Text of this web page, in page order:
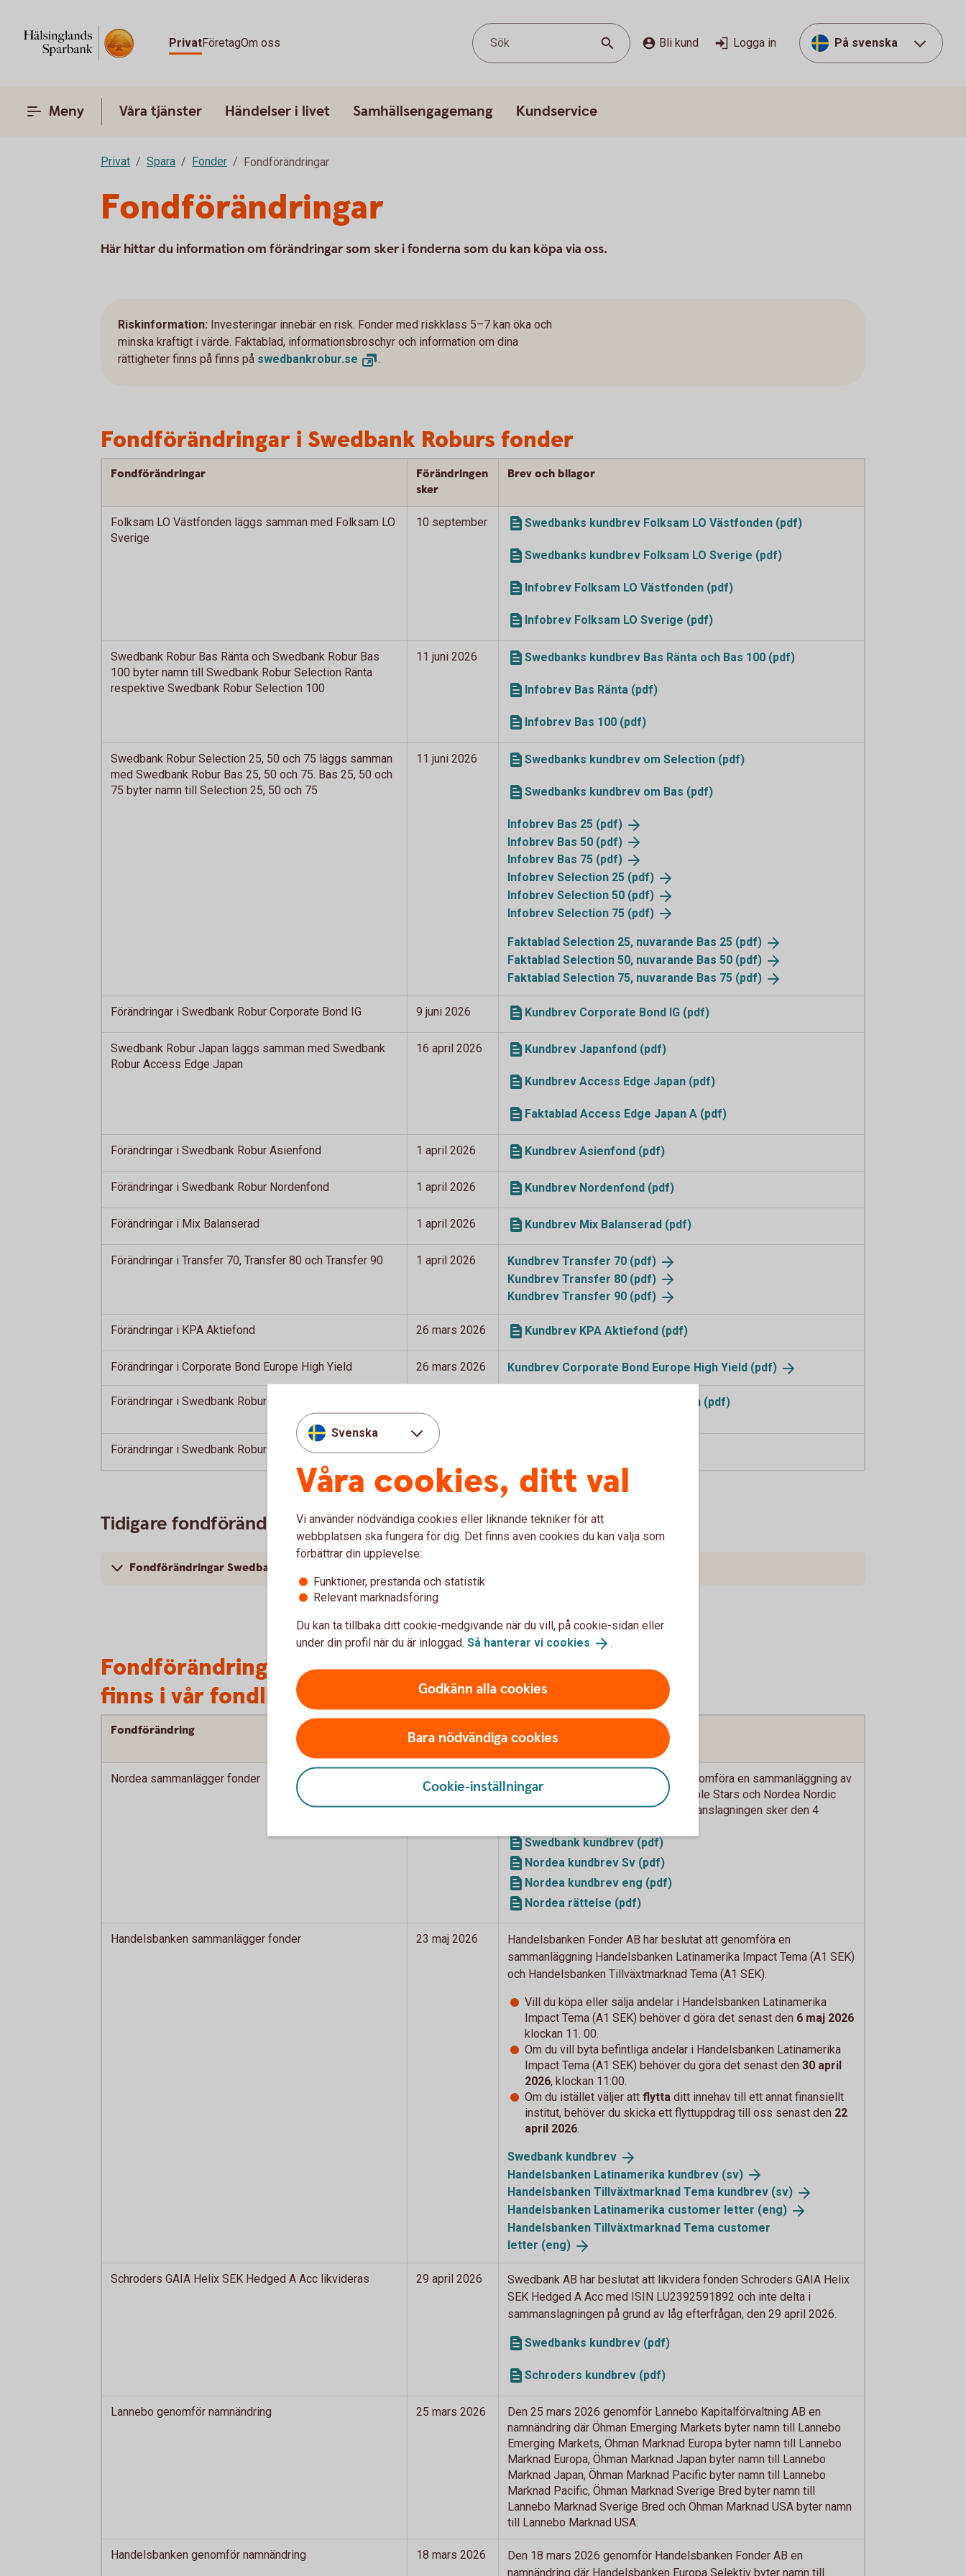
PrivatFöretagOm oss Sök Bli kund Logga in På svenska
Meny Våra tjänster Händelser i livet Samhällsengagemang Kundservice
Privat Spara Fonder Fondförändringar
Fondförändringar
Här hittar du information om förändringar som sker i fonderna som du kan köpa via oss.
Riskinformation: Investeringar innebär en risk. Fonder med riskklass 5–7 kan öka och
minska kraftigt i värde. Faktablad, informationsbroschyr och information om dina
rättigheter finns på finns på swedbankrobur.se .
Fondförändringar i Swedbank Roburs fonder
Fondförändringar
Förändringen
sker
Brev och bilagor
Folksam LO Västfonden läggs samman med Folksam LO
Sverige
10 september Swedbanks kundbrev Folksam LO Västfonden (pdf)
Swedbanks kundbrev Folksam LO Sverige (pdf)
Infobrev Folksam LO Västfonden (pdf)
Infobrev Folksam LO Sverige (pdf)
Swedbank Robur Bas Ränta och Swedbank Robur Bas
100 byter namn till Swedbank Robur Selection Ränta
respektive Swedbank Robur Selection 100
11 juni 2026 Swedbanks kundbrev Bas Ränta och Bas 100 (pdf)
Infobrev Bas Ränta (pdf)
Infobrev Bas 100 (pdf)
Swedbank Robur Selection 25, 50 och 75 läggs samman
med Swedbank Robur Bas 25, 50 och 75. Bas 25, 50 och
75 byter namn till Selection 25, 50 och 75
11 juni 2026 Swedbanks kundbrev om Selection (pdf)
Swedbanks kundbrev om Bas (pdf)
Infobrev Bas 25 (pdf)
Infobrev Bas 50 (pdf)
Infobrev Bas 75 (pdf)
Infobrev Selection 25 (pdf)
Infobrev Selection 50 (pdf)
Infobrev Selection 75 (pdf)
Faktablad Selection 25, nuvarande Bas 25 (pdf)
Faktablad Selection 50, nuvarande Bas 50 (pdf)
Faktablad Selection 75, nuvarande Bas 75 (pdf)
Förändringar i Swedbank Robur Corporate Bond IG 9 juni 2026 Kundbrev Corporate Bond IG (pdf)
Swedbank Robur Japan läggs samman med Swedbank
Robur Access Edge Japan
16 april 2026 Kundbrev Japanfond (pdf)
Kundbrev Access Edge Japan (pdf)
Faktablad Access Edge Japan A (pdf)
Förändringar i Swedbank Robur Asienfond 1 april 2026 Kundbrev Asienfond (pdf)
Förändringar i Swedbank Robur Nordenfond 1 april 2026 Kundbrev Nordenfond (pdf)
Förändringar i Mix Balanserad 1 april 2026 Kundbrev Mix Balanserad (pdf)
Förändringar i Transfer 70, Transfer 80 och Transfer 90 1 april 2026 Kundbrev Transfer 70 (pdf)
Kundbrev Transfer 80 (pdf)
Kundbrev Transfer 90 (pdf)
Förändringar i KPA Aktiefond 26 mars 2026 Kundbrev KPA Aktiefond (pdf)
Förändringar i Corporate Bond Europe High Yield 26 mars 2026 Kundbrev Corporate Bond Europe High Yield (pdf)
Förändringar i Swedbank Robur Folksam LO Obligation
2026
Kundbrev Folksam LO Obligation (pdf)
Förändringar i Swedbank Robur Access Asien 7 januari 2026
Tidigare fondförändringar Swedbank Robur
Fondförändringar Swedbank Robur
Fondförändringar i fonder från fondbolag som
finns i vår fondlista
Fondförändring
Förändringen
sker
Brev och bilagor
Nordea sammanlägger fonder
4 september
2026
Nordea Fonder AB har beslutat att genomföra en sammanläggning av
fonderna, Nordea Innovation Sustainable Stars och Nordea Nordic
Fund med ISIN FI0008813399. Sammanslagningen sker den 4
Swedbank kundbrev (pdf)
Nordea kundbrev Sv (pdf)
Nordea kundbrev eng (pdf)
Nordea rättelse (pdf)
Handelsbanken sammanlägger fonder 23 maj 2026
Handelsbanken Fonder AB har beslutat att genomföra en
sammanläggning Handelsbanken Latinamerika Impact Tema (A1 SEK)
och Handelsbanken Tillväxtmarknad Tema (A1 SEK).
Vill du köpa eller sälja andelar i Handelsbanken Latinamerika
Impact Tema (A1 SEK) behöver d göra det senast den 6 maj 2026
klockan 11. 00.
Om du vill byta befintliga andelar i Handelsbanken Latinamerika
Impact Tema (A1 SEK) behöver du göra det senast den 30 april
2026, klockan 11:00.
Om du istället väljer att flytta ditt innehav till ett annat finansiellt
institut, behöver du skicka ett flyttuppdrag till oss senast den 22
april 2026.
Swedbank kundbrev
Handelsbanken Latinamerika kundbrev (sv)
Handelsbanken Tillväxtmarknad Tema kundbrev (sv)
Handelsbanken Latinamerika customer letter (eng)
Handelsbanken Tillväxtmarknad Tema customer
letter (eng)
Schroders GAIA Helix SEK Hedged A Acc likvideras 29 april 2026
Swedbank AB har beslutat att likvidera fonden Schroders GAIA Helix
SEK Hedged A Acc med ISIN LU2392591892 och inte delta i
sammanslagningen på grund av låg efterfrågan, den 29 april 2026.
Swedbanks kundbrev (pdf)
Schroders kundbrev (pdf)
Lannebo genomför namnändring 25 mars 2026
Den 25 mars 2026 genomför Lannebo Kapitalförvaltning AB en
namnändring där Öhman Emerging Markets byter namn till Lannebo
Emerging Markets, Öhman Marknad Europa byter namn till Lannebo
Marknad Europa, Öhman Marknad Japan byter namn till Lannebo
Marknad Japan, Öhman Marknad Pacific byter namn till Lannebo
Marknad Pacific, Öhman Marknad Sverige Bred byter namn till
Lannebo Marknad Sverige Bred och Öhman Marknad USA byter namn
till Lannebo Marknad USA.
Handelsbanken genomför namnändring 18 mars 2026
Den 18 mars 2026 genomför Handelsbanken Fonder AB en
namnändring där Handelsbanken Europa Selektiv byter namn till
Svenska
Våra cookies, ditt val
Vi använder nödvändiga cookies eller liknande tekniker för att
webbplatsen ska fungera för dig. Det finns även cookies du kan välja som
förbättrar din upplevelse:
Funktioner, prestanda och statistik
Relevant marknadsföring
Du kan ta tillbaka ditt cookie-medgivande när du vill, på cookie-sidan eller
under din profil när du är inloggad. Så hanterar vi cookies .
Godkänn alla cookies
Bara nödvändiga cookies
Cookie-inställningar